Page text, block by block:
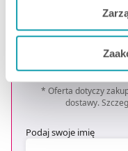
do naszych
Jeżeli chcesz
niektóre dodatkowe
zbieranie danych o
preferowanych przez
”.
Możesz również
Zapisz
* Oferta dotyczy
dostawy.
Podaj swoje imię